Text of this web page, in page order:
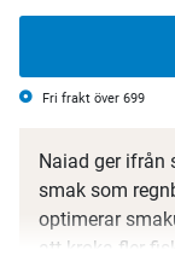
Fri frakt över 699
Naiad ger ifrån
smak som
optimerar
att kroka fler